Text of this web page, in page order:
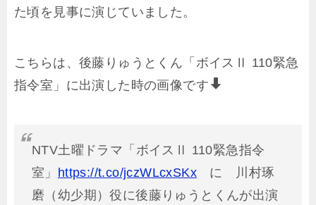
た頃を見事に演じていました。
こちらは、後藤りゅうとくん「ボイスⅡ 110緊急
指令室」に出演した時の画像です
NTV土曜ドラマ「ボイスⅡ 110緊急指令
室」 https://t.co/jczWLcxSKx に 川村琢
磨（幼少期）役に後藤りゅうとくんが出演